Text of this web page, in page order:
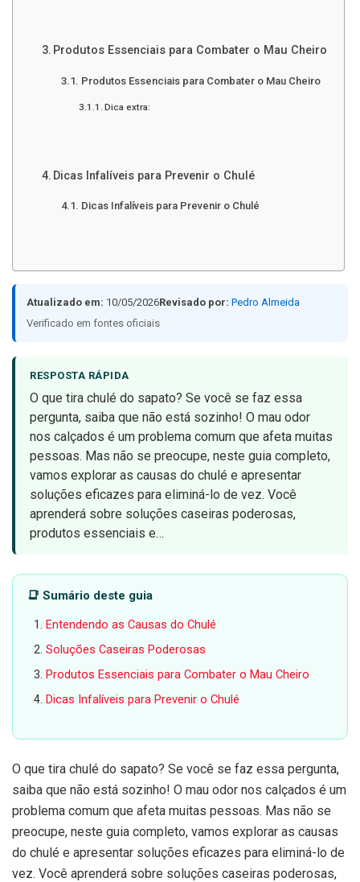
Produtos Essenciais para Combater o Mau Cheiro
Produtos Essenciais para Combater o Mau Cheiro
Dica extra:
Dicas Infalíveis para Prevenir o Chulé
Dicas Infalíveis para Prevenir o Chulé
Atualizado em: 10/05/2026Revisado por: Pedro Almeida
Verificado em fontes oficiais
RESPOSTA RÁPIDA
O que tira chulé do sapato? Se você se faz essa
pergunta, saiba que não está sozinho! O mau odor
nos calçados é um problema comum que afeta muitas
pessoas. Mas não se preocupe, neste guia completo,
vamos explorar as causas do chulé e apresentar
soluções eficazes para eliminá-lo de vez. Você
aprenderá sobre soluções caseiras poderosas,
produtos essenciais e…
📑 Sumário deste guia
Entendendo as Causas do Chulé
Soluções Caseiras Poderosas
Produtos Essenciais para Combater o Mau Cheiro
Dicas Infalíveis para Prevenir o Chulé
O que tira chulé do sapato? Se você se faz essa pergunta,
saiba que não está sozinho! O mau odor nos calçados é um
problema comum que afeta muitas pessoas. Mas não se
preocupe, neste guia completo, vamos explorar as causas
do chulé e apresentar soluções eficazes para eliminá-lo de
vez. Você aprenderá sobre soluções caseiras poderosas,